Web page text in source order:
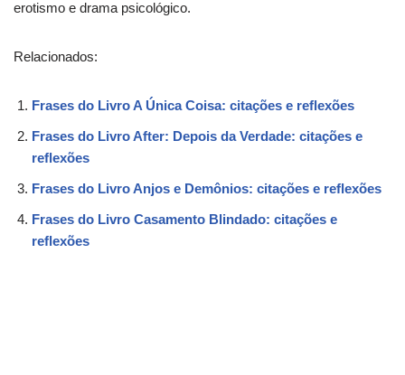
erotismo e drama psicológico.
Relacionados:
Frases do Livro A Única Coisa: citações e reflexões
Frases do Livro After: Depois da Verdade: citações e
reflexões
Frases do Livro Anjos e Demônios: citações e reflexões
Frases do Livro Casamento Blindado: citações e
reflexões